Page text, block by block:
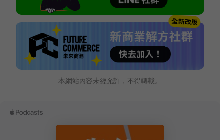
本網站內容未經允許，不得轉載。